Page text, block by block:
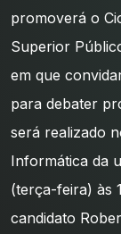
promoverá o
Superior
em que
para debater
será realizado
Informática da
(terça-feira) às
candidato